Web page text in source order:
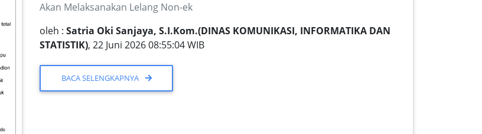
Akan Melaksanakan Lelang Non-ek
oleh :Satria Oki Sanjaya, S.I.Kom.(DINAS KOMUNIKASI, INFORMATIKA DAN
STATISTIK), 22 Juni 2026 08:55:04 WIB
BACA SELENGKAPNYA